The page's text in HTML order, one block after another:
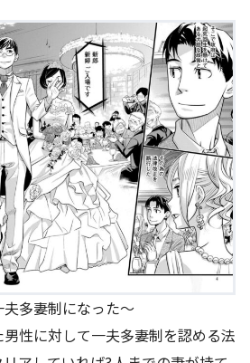
多妻制になった～
性に対して一夫多妻制を認める法